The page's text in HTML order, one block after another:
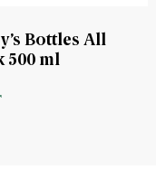
Bottles All
500 ml